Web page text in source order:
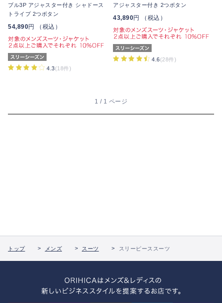
ブル3P アジャスター付き シャドース
トライプ 2つボタン
54,890円 （税込）
4.3(18件)
アジャスター付き 2つボタン
43,890円 （税込）
4.6(28件)
1 / 1 ページ
トップ メンズ スーツ スリーピーススーツ